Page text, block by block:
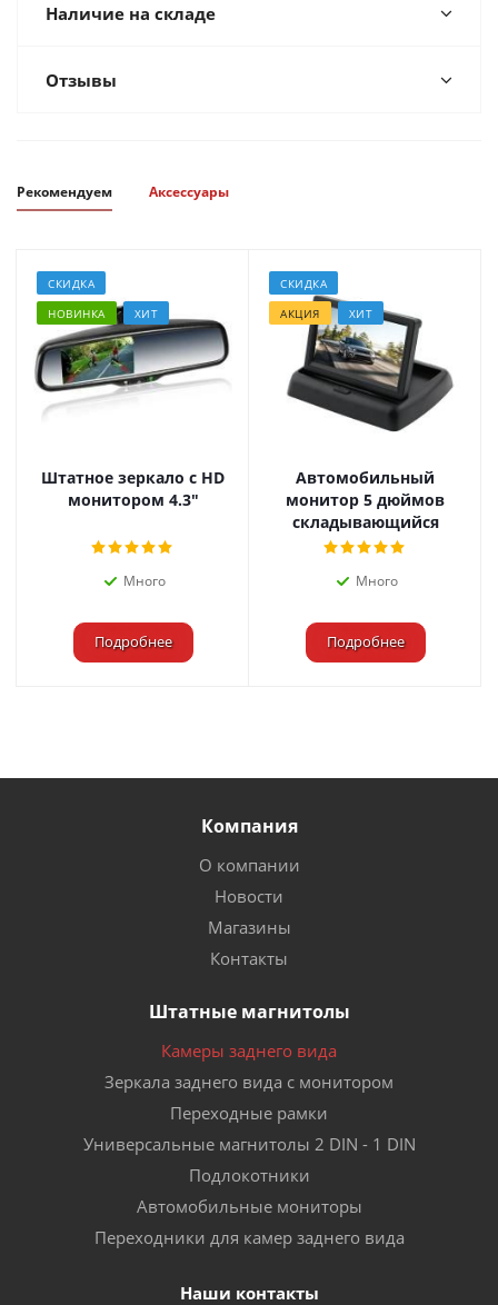
Наличие на складе
Отзывы
Рекомендуем Аксессуары
СКИДКА
НОВИНКА
ХИТ
Штатное зеркало с HD
монитором 4.3"
Много
Подробнее
СКИДКА
АКЦИЯ
ХИТ
Автомобильный
монитор 5 дюймов
складывающийся
Много
Подробнее
Компания
О компании
Новости
Магазины
Контакты
Штатные магнитолы
Камеры заднего вида
Зеркала заднего вида с монитором
Переходные рамки
Универсальные магнитолы 2 DIN - 1 DIN
Подлокотники
Автомобильные мониторы
Переходники для камер заднего вида
Наши контакты